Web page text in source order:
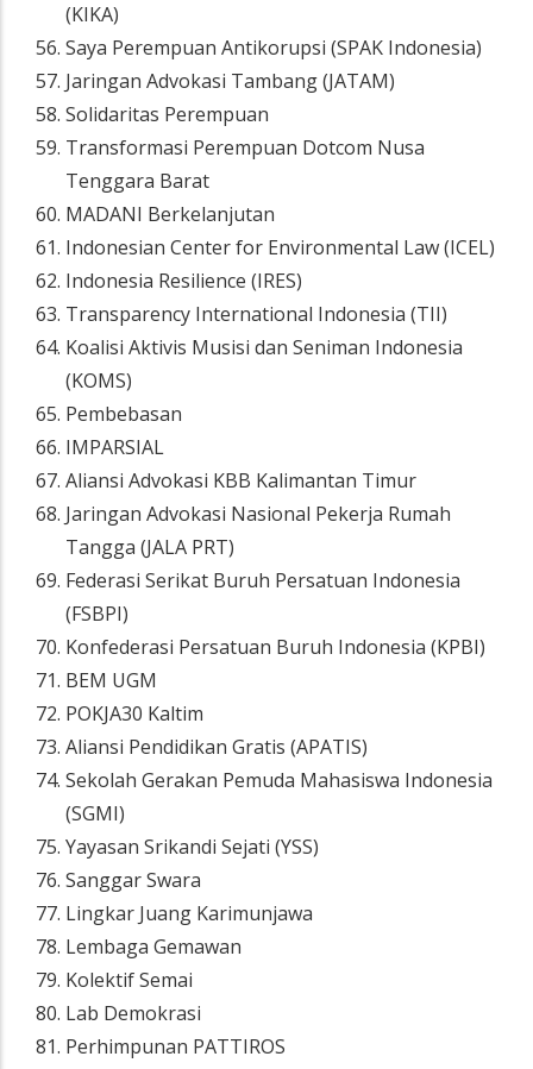
(KIKA)
Saya Perempuan Antikorupsi (SPAK Indonesia)
Jaringan Advokasi Tambang (JATAM)
Solidaritas Perempuan
Transformasi Perempuan Dotcom Nusa
Tenggara Barat
MADANI Berkelanjutan
Indonesian Center for Environmental Law (ICEL)
Indonesia Resilience (IRES)
Transparency International Indonesia (TII)
Koalisi Aktivis Musisi dan Seniman Indonesia
(KOMS)
Pembebasan
IMPARSIAL
Aliansi Advokasi KBB Kalimantan Timur
Jaringan Advokasi Nasional Pekerja Rumah
Tangga (JALA PRT)
Federasi Serikat Buruh Persatuan Indonesia
(FSBPI)
Konfederasi Persatuan Buruh Indonesia (KPBI)
BEM UGM
POKJA30 Kaltim
Aliansi Pendidikan Gratis (APATIS)
Sekolah Gerakan Pemuda Mahasiswa Indonesia
(SGMI)
Yayasan Srikandi Sejati (YSS)
Sanggar Swara
Lingkar Juang Karimunjawa
Lembaga Gemawan
Kolektif Semai
Lab Demokrasi
Perhimpunan PATTIROS